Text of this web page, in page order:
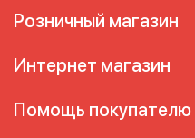
Розничный магазин
Интернет магазин
Помощь покупателю